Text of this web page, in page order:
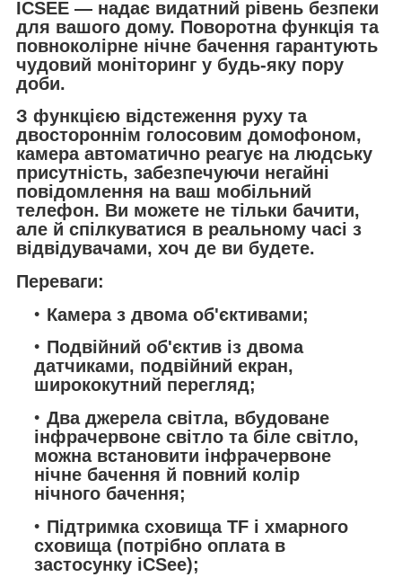
ICSEE — надає видатний рівень безпеки
для вашого дому. Поворотна функція та
повноколірне нічне бачення гарантують
чудовий моніторинг у будь-яку пору
доби.
З функцією відстеження руху та
двостороннім голосовим домофоном,
камера автоматично реагує на людську
присутність, забезпечуючи негайні
повідомлення на ваш мобільний
телефон. Ви можете не тільки бачити,
але й спілкуватися в реальному часі з
відвідувачами, хоч де ви будете.
Переваги:
Камера з двома об'єктивами;
Подвійний об'єктив із двома
датчиками, подвійний екран,
ширококутний перегляд;
Два джерела світла, вбудоване
інфрачервоне світло та біле світло,
можна встановити інфрачервоне
нічне бачення й повний колір
нічного бачення;
Підтримка сховища TF і хмарного
сховища (потрібно оплата в
застосунку iCSee);